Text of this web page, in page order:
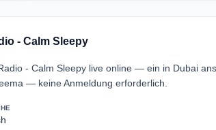
- Calm Sleepy
- Calm Sleepy live online — ein in Dubai
— keine Anmeldung erforderlich.